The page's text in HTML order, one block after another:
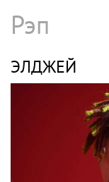
Рэп
ЭЛДЖЕЙ